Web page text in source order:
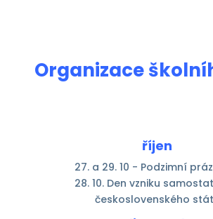
Organizace
říjen
27. a 29. 10 - Podzimní
28. 10. Den vzniku
československého